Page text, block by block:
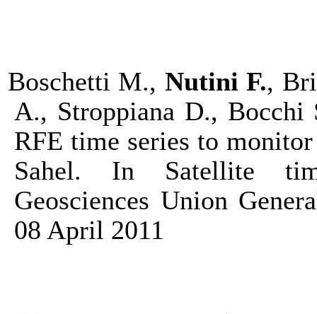
Boschetti M., Nutini F.,
A., Stroppiana D.,
RFE time series to
Sahel. In Satellite
Geosciences Union
08 April 2011